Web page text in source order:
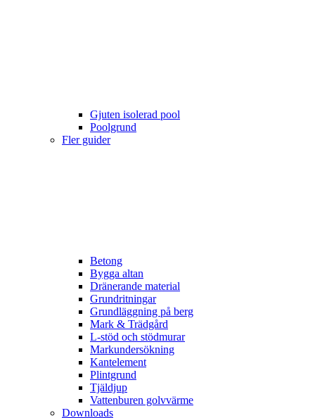
Gjuten isolerad pool
Poolgrund
Fler guider
Betong
Bygga altan
Dränerande material
Grundritningar
Grundläggning på berg
Mark & Trädgård
L-stöd och stödmurar
Markundersökning
Kantelement
Plintgrund
Tjäldjup
Vattenburen golvvärme
Downloads